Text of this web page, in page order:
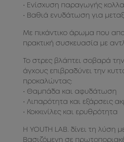
• Ενίσχυση παραγωγής
• Βαθιά ενυδάτωση για
Με πικάντικο άρωμα που
πρακτική συσκευασία με
Το στρες βλάπτει σοβαρά
άγχους επιβραδύνει την
προκαλώντας:
• Θαμπάδα και αφυδάτωση
• Λιπαρότητα και εξάρσεις
• Κοκκινίλες και ερυθρότητα
Η YOUTH LAB. δίνει τη λύση
Βασιζόμενη σε